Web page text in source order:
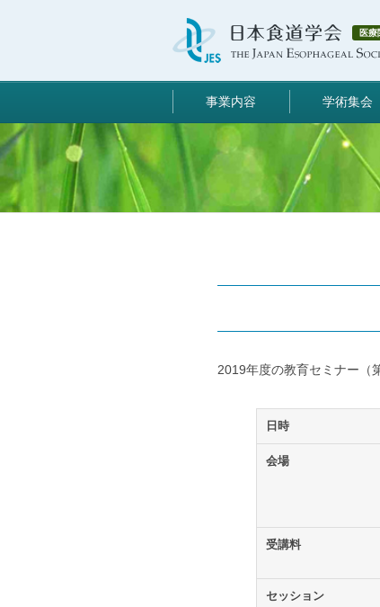
医療
事業内容 学術集会
2019年度の教育セミナー（
日時
会場
受講料
セッション